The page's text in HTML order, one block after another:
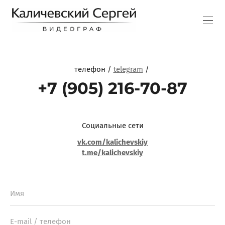
телефон / telegram /
+7 (905) 216-70-87
Социальные сети
vk.com/kalichevskiy
t.me/kalichevskiy